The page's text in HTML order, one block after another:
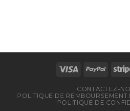
CONTACTEZ-
POLITIQUE DE REMBOURSEMENT
POLITIQUE DE